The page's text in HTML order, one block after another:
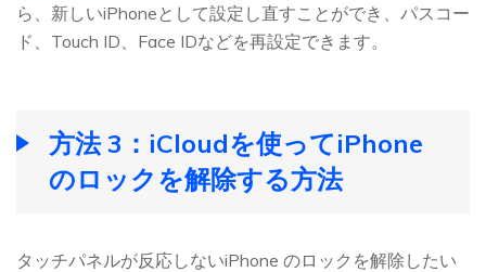
ら、新しいiPhoneとして設定し直すことができ、パスコー
ド、Touch ID、Face IDなどを再設定できます。
方法 3：iCloudを使ってiPhone
のロックを解除する方法
タッチパネルが反応しないiPhone のロックを解除したい